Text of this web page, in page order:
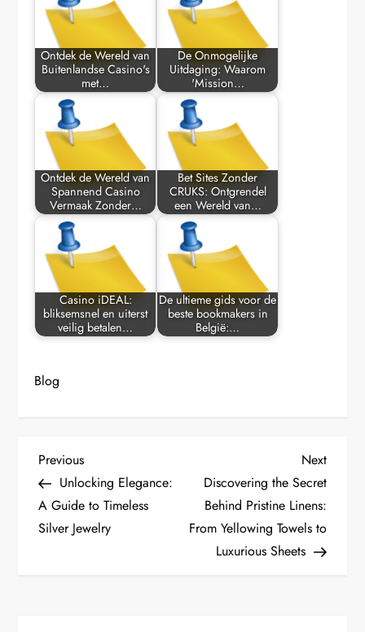
Ontdek de Wereld van
Buitenlandse Casino's
met…
De Onmogelijke
Uitdaging: Waarom
'Mission…
Ontdek de Wereld van
Spannend Casino
Vermaak Zonder…
Bet Sites Zonder
CRUKS: Ontgrendel
een Wereld van…
Casino iDEAL:
bliksemsnel en uiterst
veilig betalen…
De ultieme gids voor de
beste bookmakers in
België:…
Blog
P
o
s
Previous
Post
Previous
Unlocking Elegance:
A Guide to Timeless
Silver Jewelry
Next
Post
Next
Discovering the Secret
Behind Pristine Linens:
From Yellowing Towels to
Luxurious Sheets